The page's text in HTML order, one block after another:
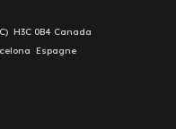
H3C 0B4 Canada
Espagne